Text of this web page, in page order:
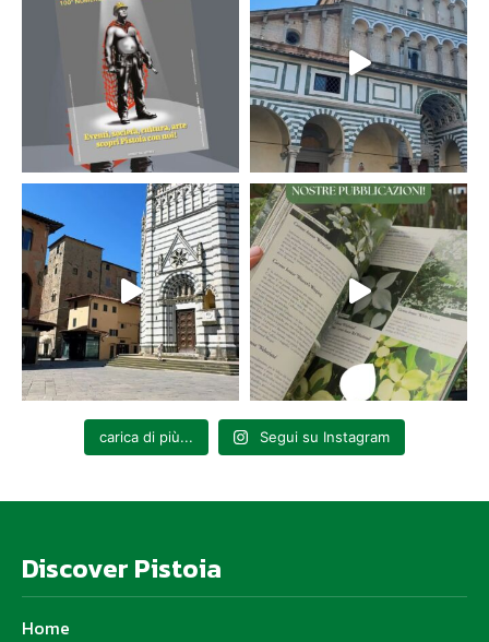
carica di più... Segui su Instagram
Discover Pistoia
Home